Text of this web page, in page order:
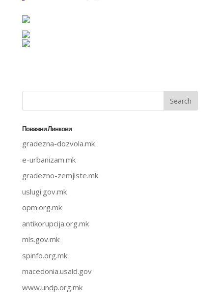
Поважни Линкови
gradezna-dozvola.mk
e-urbanizam.mk
gradezno-zemjiste.mk
uslugi.gov.mk
opm.org.mk
antikorupcija.org.mk
mls.gov.mk
spinfo.org.mk
macedonia.usaid.gov
www.undp.org.mk